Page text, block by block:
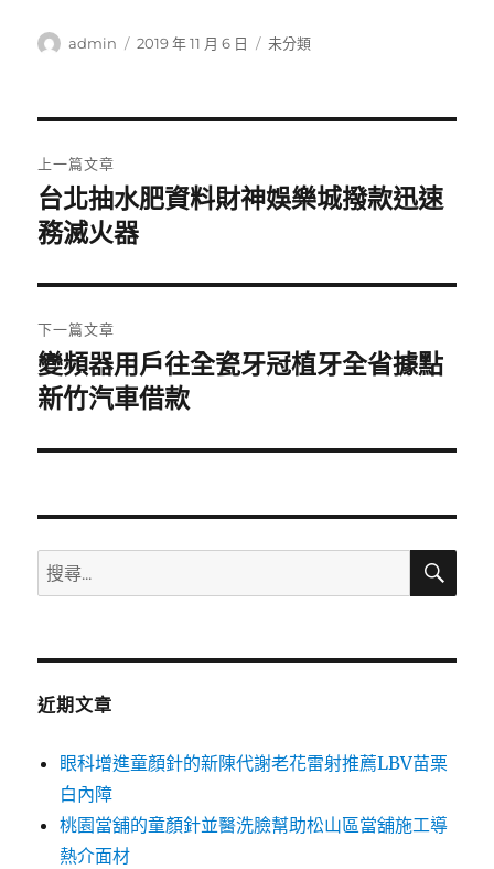
作
admin
發
2019 年 11 月 6 日
分
未分類
章
導
覽
上一篇文章
上
一
文
章:
台北抽水肥資料財神娛樂城撥款迅速
務滅火器
下一篇文章
下
一
文
變頻器用戶往全瓷牙冠植牙全省據點
新竹汽車借款
搜
尋
鍵
搜
近期文章
眼科增進童顏針的新陳代謝老花雷射推薦LBV苗栗
白內障
桃園當舖的童顏針並醫洗臉幫助松山區當舖施工導
熱介面材